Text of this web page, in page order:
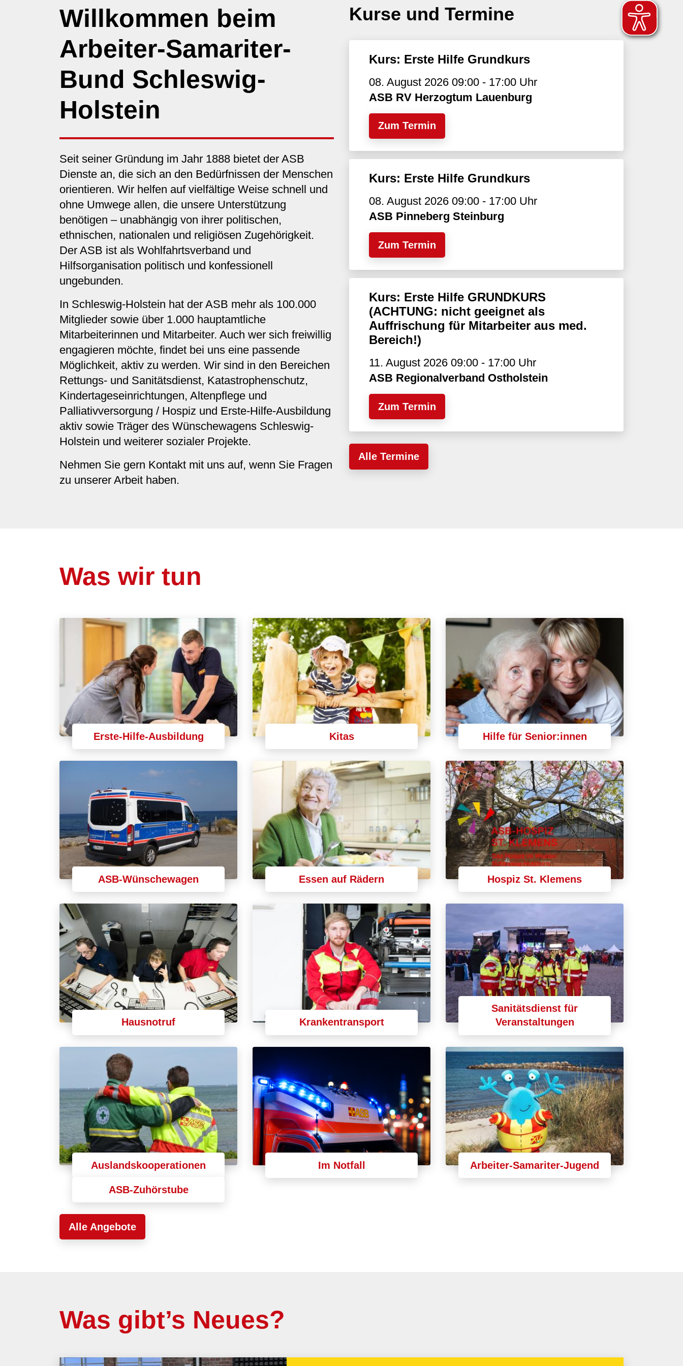
Willkommen beim
Arbeiter-Samariter-
Bund Schleswig-
Holstein
Seit seiner Gründung im Jahr 1888 bietet der ASB
Dienste an, die sich an den Bedürfnissen der Menschen
orientieren. Wir helfen auf vielfältige Weise schnell und
ohne Umwege allen, die unsere Unterstützung
benötigen – unabhängig von ihrer politischen,
ethnischen, nationalen und religiösen Zugehörigkeit.
Der ASB ist als Wohlfahrtsverband und
Hilfsorganisation politisch und konfessionell
ungebunden.
In Schleswig-Holstein hat der ASB mehr als 100.000
Mitglieder sowie über 1.000 hauptamtliche
Mitarbeiterinnen und Mitarbeiter. Auch wer sich freiwillig
engagieren möchte, findet bei uns eine passende
Möglichkeit, aktiv zu werden. Wir sind in den Bereichen
Rettungs- und Sanitätsdienst, Katastrophenschutz,
Kindertageseinrichtungen, Altenpflege und
Palliativversorgung / Hospiz und Erste-Hilfe-Ausbildung
aktiv sowie Träger des Wünschewagens Schleswig-
Holstein und weiterer sozialer Projekte.
Nehmen Sie gern Kontakt mit uns auf, wenn Sie Fragen
zu unserer Arbeit haben.
Kurse und Termine
Kurs: Erste Hilfe Grundkurs
08. August 2026 09:00 - 17:00 Uhr
ASB RV Herzogtum Lauenburg
Zum Termin
Kurs: Erste Hilfe Grundkurs
08. August 2026 09:00 - 17:00 Uhr
ASB Pinneberg Steinburg
Zum Termin
Kurs: Erste Hilfe GRUNDKURS
(ACHTUNG: nicht geeignet als
Auffrischung für Mitarbeiter aus med.
Bereich!)
11. August 2026 09:00 - 17:00 Uhr
ASB Regionalverband Ostholstein
Zum Termin
Alle Termine
Was wir tun
Erste-Hilfe-Ausbildung Kitas Hilfe für Senior:innen
ASB-Wünschewagen Essen auf Rädern Hospiz St. Klemens
Hausnotruf Krankentransport
Sanitätsdienst für
Veranstaltungen
Auslandskooperationen Im Notfall Arbeiter-Samariter-Jugend
ASB-Zuhörstube
Alle Angebote
Was gibt’s Neues?